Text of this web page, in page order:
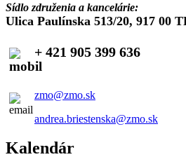
Sídlo združenia a kancelárie:
Ulica Paulínska 513/20, 917 00
+ 421 905 399 636
zmo@zmo.sk
andrea.briestenska@zmo.sk
Kalendár